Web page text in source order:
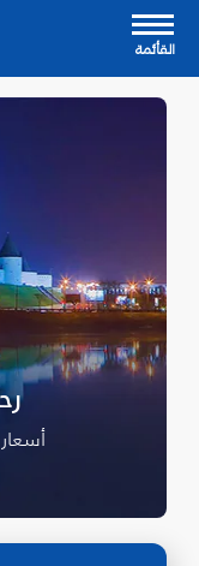
القأئمة